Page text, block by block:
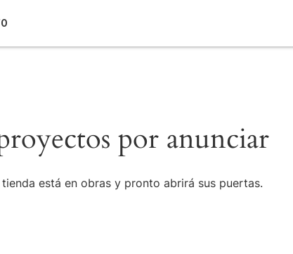
por anunciar
está en obras y pronto abrirá sus puertas.